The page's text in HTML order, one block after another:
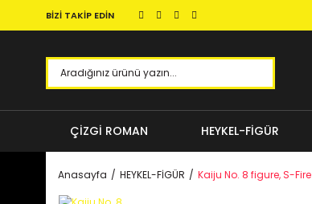
BİZİ TAKİP EDİN
ÇİZGİ ROMAN HEYKEL-FİGÜR
Anasayfa HEYKEL-FİGÜR Kaiju No. 8 figure, S-Fire